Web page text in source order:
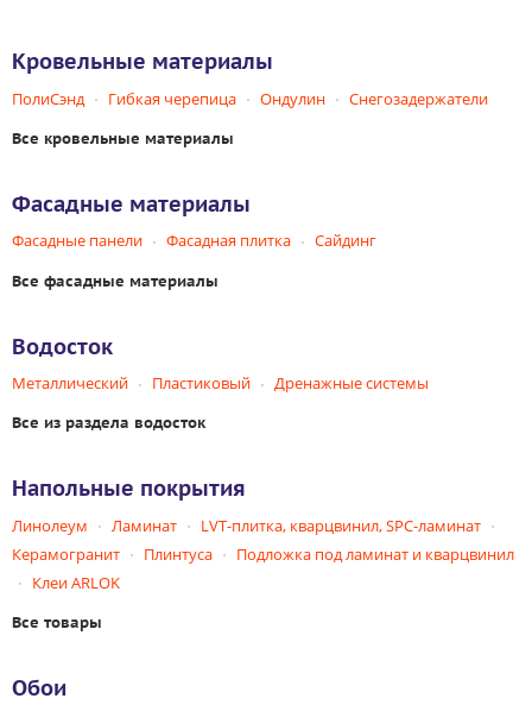
Кровельные материалы
ПолиСэнд Гибкая черепица Ондулин Снегозадержатели
Все кровельные материалы
Фасадные материалы
Фасадные панели Фасадная плитка Сайдинг
Все фасадные материалы
Водосток
Металлический Пластиковый Дренажные системы
Все из раздела водосток
Напольные покрытия
Линолеум Ламинат
LVT-плитка, кварцвинил, SPC-ламинат
Керамогранит
Плинтуса
Подложка под ламинат и кварцвинил
Клеи ARLOK
Все товары
Обои